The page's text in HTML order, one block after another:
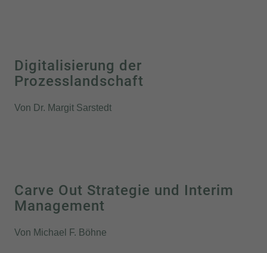
Digitalisierung der
Prozesslandschaft
Von Dr. Margit Sarstedt
Carve Out Strategie und Interim
Management
Von Michael F. Böhne